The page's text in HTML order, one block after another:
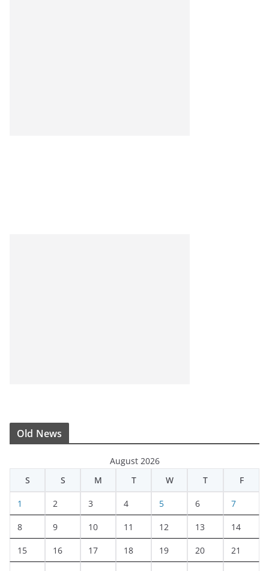
Old News
August 2026
S
S M T W T F
1 2 3 4 5 6 7
8 9 10 11 12 13 14
15 16 17 18 19 20 21